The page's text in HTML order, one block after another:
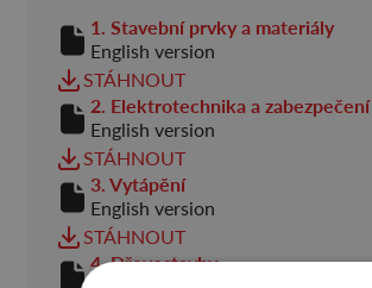
1. Stavební prvky a materiály
English version
STÁHNOUT
2. Elektrotechnika a zabezpečení
English version
STÁHNOUT
3. Vytápění
English version
STÁHNOUT
4. Dřevostavby